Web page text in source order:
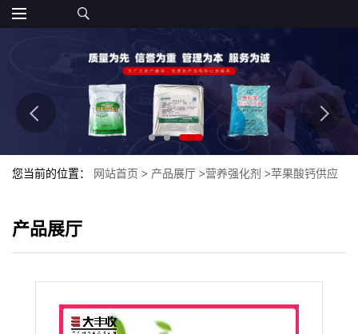
您当前的位置： 网站首页 > 产品展厅 >营养强化剂 >苹果酸钙供应
产品展厅